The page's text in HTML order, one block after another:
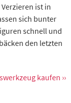
ist in
sich bunter
schnell und
den letzten
kaufen ››